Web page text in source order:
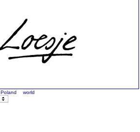
Poland world